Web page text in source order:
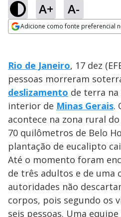
A+ A-
Adicione como fonte preferencial
Rio de Janeiro, 17 dez
pessoas morreram
deslizamento de terra na
interior de Minas Gerais.
acontece na zona rural
70 quilômetros de Belo
plantação de eucalipto
Até o momento foram
de três adultos e de uma
autoridades não
corpos, pois segundo os
seis pessoas. Uma